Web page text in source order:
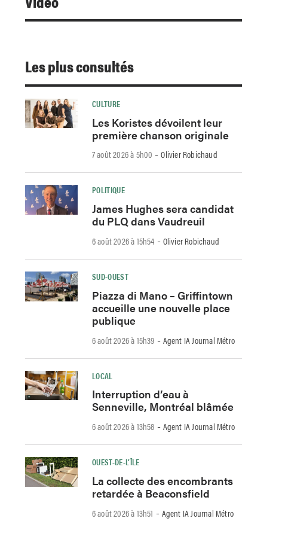
Les plus consultés
CULTURE
Les Koristes dévoilent leur
première chanson originale
7 août 2026 à 5h00 -Olivier Robichaud
POLITIQUE
James Hughes sera candidat
du PLQ dans Vaudreuil
6 août 2026 à 15h54 -Olivier Robichaud
SUD-OUEST
Piazza di Mano – Griffintown
accueille une nouvelle place
publique
6 août 2026 à 15h39 -Agent IA Journal Métro
LOCAL
Interruption d’eau à
Senneville, Montréal blâmée
6 août 2026 à 13h58 -Agent IA Journal Métro
OUEST-DE-L’ÎLE
La collecte des encombrants
retardée à Beaconsfield
6 août 2026 à 13h51 -Agent IA Journal Métro